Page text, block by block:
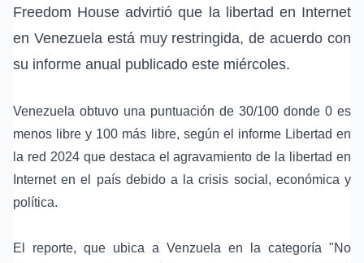
Freedom House advirtió que la libertad en Internet
en Venezuela está muy restringida, de acuerdo con
su informe anual publicado este miércoles.
Venezuela obtuvo una puntuación de 30/100 donde 0 es
menos libre y 100 más libre, según el informe Libertad en
la red 2024 que destaca el agravamiento de la libertad en
Internet en el país debido a la crisis social, económica y
política.
El reporte, que ubica a Venzuela en la categoría "No